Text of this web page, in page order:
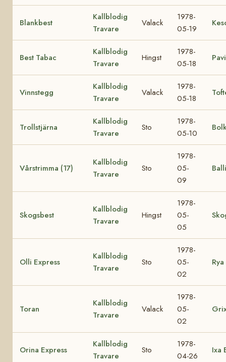
Blankbest
Kallblodig
Travare
Valack
1978-
05-19
Best Tabac
Kallblodig
Travare
Hingst
1978-
05-18
Vinnstegg
Kallblodig
Travare
Valack
1978-
05-18
Trollstjärna
Kallblodig
Travare
Sto
1978-
05-10
Vårstrimma (17)
Kallblodig
Travare
Sto
1978-
05-
09
Skogsbest
Kallblodig
Travare
Hingst
1978-
05-
05
Olli Express
Kallblodig
Travare
Sto
1978-
05-
02
Toran
Kallblodig
Travare
Valack
1978-
05-
02
Orina Express
Kallblodig
Travare
Sto
1978-
04-26
Ixa